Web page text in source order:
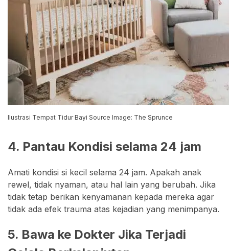
Ilustrasi Tempat Tidur Bayi Source Image: The Sprunce
4. Pantau Kondisi selama 24 jam
Amati kondisi si kecil selama 24 jam. Apakah anak
rewel, tidak nyaman, atau hal lain yang berubah. Jika
tidak tetap berikan kenyamanan kepada mereka agar
tidak ada efek trauma atas kejadian yang menimpanya.
5. Bawa ke Dokter Jika Terjadi